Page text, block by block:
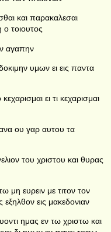
και παρακαλεσαι
τοιουτος
αγαπην
υμων ει εις παντα
ει τι κεχαρισμαι
ου γαρ αυτου τα
του χριστου και θυρας
μη ευρειν με τιτον τον
εις μακεδονιαν
ημας εν τω χριστω και